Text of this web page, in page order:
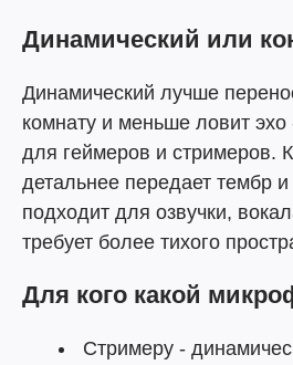
Динамический или
Динамический лучше
комнату и меньше ловит
для геймеров и стримеров.
детальнее передает тембр
подходит для озвучки,
требует более тихого
Для кого какой
Стримеру -